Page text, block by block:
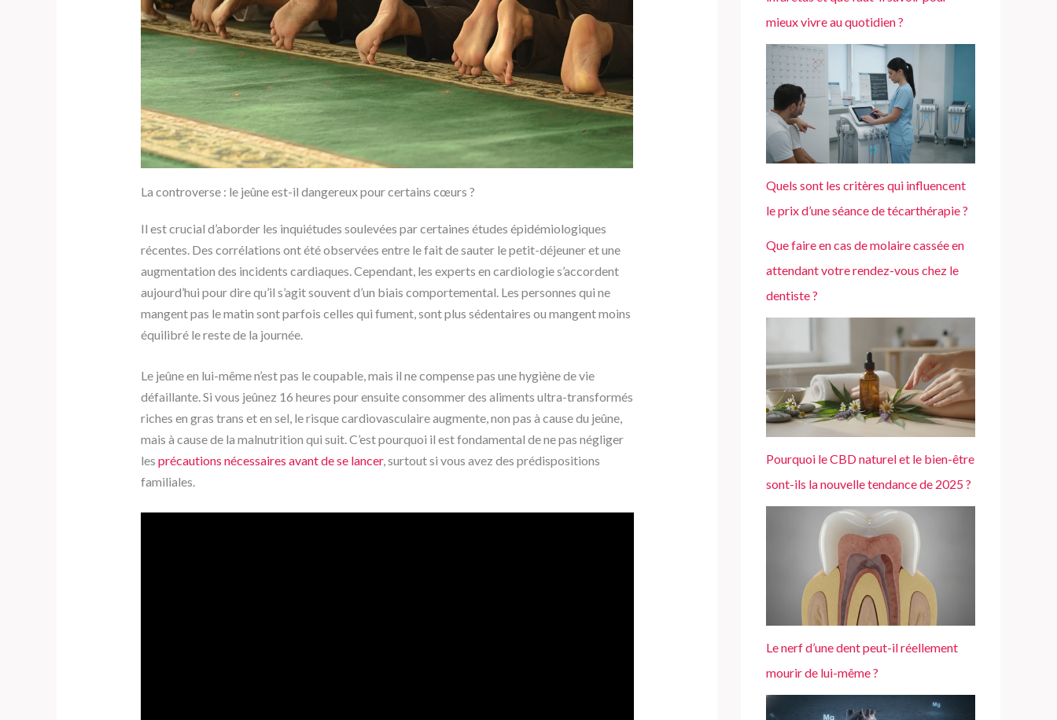
La controverse : le jeûne est-il dangereux pour certains cœurs ?
Il est crucial d’aborder les inquiétudes soulevées par certaines études épidémiologiques
récentes. Des corrélations ont été observées entre le fait de sauter le petit-déjeuner et une
augmentation des incidents cardiaques. Cependant, les experts en cardiologie s’accordent
aujourd’hui pour dire qu’il s’agit souvent d’un biais comportemental. Les personnes qui ne
mangent pas le matin sont parfois celles qui fument, sont plus sédentaires ou mangent moins
équilibré le reste de la journée.
Le jeûne en lui-même n’est pas le coupable, mais il ne compense pas une hygiène de vie
défaillante. Si vous jeûnez 16 heures pour ensuite consommer des aliments ultra-transformés
riches en gras trans et en sel, le risque cardiovasculaire augmente, non pas à cause du jeûne,
mais à cause de la malnutrition qui suit. C’est pourquoi il est fondamental de ne pas négliger
les précautions nécessaires avant de se lancer, surtout si vous avez des prédispositions
familiales.
mieux vivre au quotidien ?
Quels sont les critères qui influencent
le prix d’une séance de técarthérapie ?
Que faire en cas de molaire cassée en
attendant votre rendez-vous chez le
dentiste ?
Pourquoi le CBD naturel et le bien-être
sont-ils la nouvelle tendance de 2025 ?
Le nerf d’une dent peut-il réellement
mourir de lui-même ?